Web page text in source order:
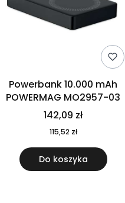
Powerbank 10.000 mAh
POWERMAG MO2957-03
142,09 zł
115,52 zł
Do koszyka